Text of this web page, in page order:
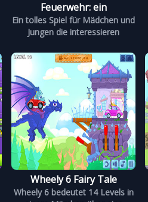
Feuerwehr: ein
Ein tolles Spiel für Mädchen und
Jungen die interessieren
Wheely 6 Fairy Tale
Wheely 6 bedeutet 14 Levels in